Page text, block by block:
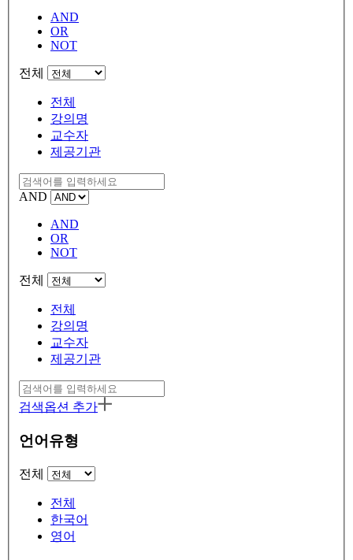
AND
OR
NOT
전체
전체
강의명
교수자
제공기관
AND
AND
OR
NOT
전체
전체
강의명
교수자
제공기관
검색옵션 추가
언어유형
전체
전체
한국어
영어